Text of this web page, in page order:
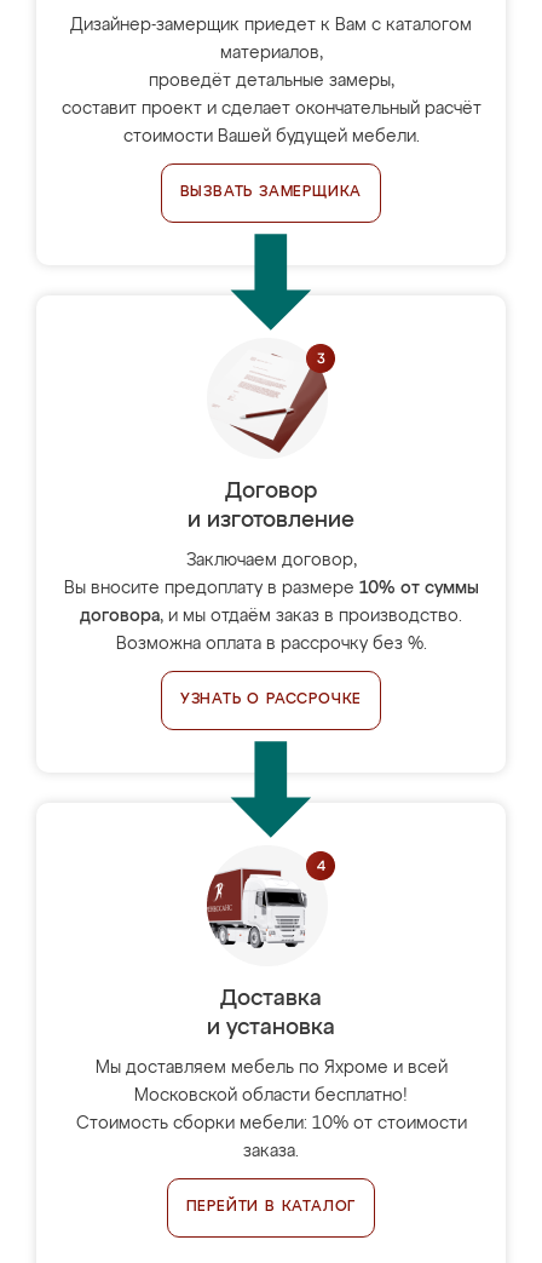
Дизайнер-замерщик приедет к Вам с каталогом
материалов,
проведёт детальные замеры,
составит проект и сделает окончательный расчёт
стоимости Вашей будущей мебели.
ВЫЗВАТЬ ЗАМЕРЩИКА
Договор
и изготовление
Заключаем договор,
Вы вносите предоплату в размере 10% от суммы
договора, и мы отдаём заказ в производство.
Возможна оплата в рассрочку без %.
УЗНАТЬ О РАССРОЧКЕ
Доставка
и установка
Мы доставляем мебель по Яхроме и всей
Московской области бесплатно!
Стоимость сборки мебели: 10% от стоимости
заказа.
ПЕРЕЙТИ В КАТАЛОГ